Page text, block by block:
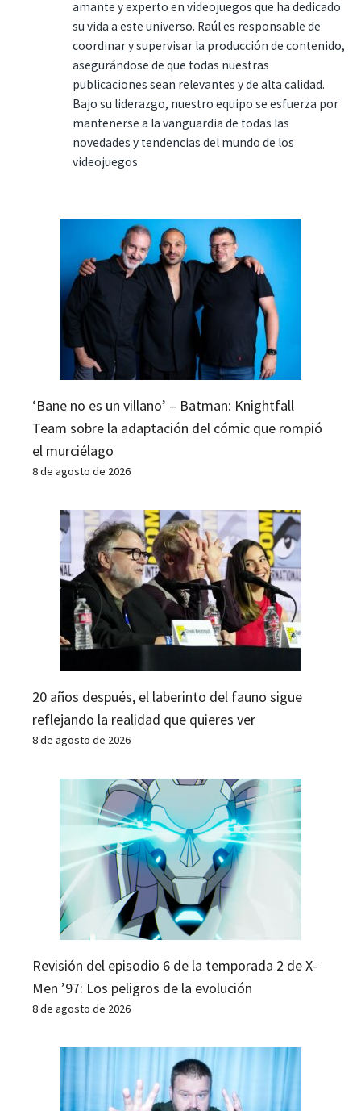
amante y experto en videojuegos que ha dedicado
su vida a este universo. Raúl es responsable de
coordinar y supervisar la producción de contenido,
asegurándose de que todas nuestras
publicaciones sean relevantes y de alta calidad.
Bajo su liderazgo, nuestro equipo se esfuerza por
mantenerse a la vanguardia de todas las
novedades y tendencias del mundo de los
videojuegos.
‘Bane no es un villano’ – Batman: Knightfall
Team sobre la adaptación del cómic que rompió
el murciélago
8 de agosto de 2026
20 años después, el laberinto del fauno sigue
reflejando la realidad que quieres ver
8 de agosto de 2026
Revisión del episodio 6 de la temporada 2 de X-
Men ’97: Los peligros de la evolución
8 de agosto de 2026